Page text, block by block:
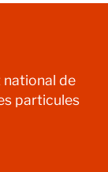
national de
particules